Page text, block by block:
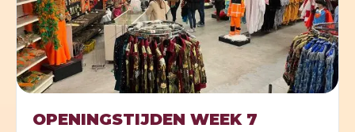
OPENINGSTIJDEN WEEK 7